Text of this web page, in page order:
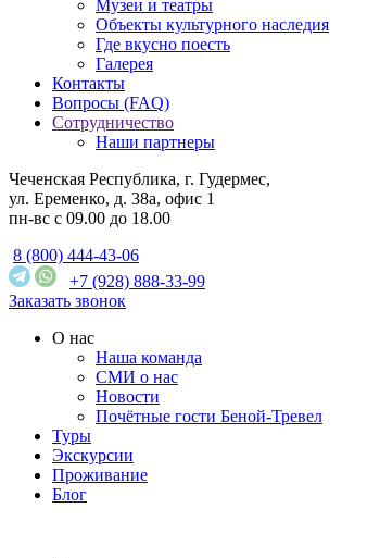
Музеи и театры
Объекты культурного наследия
Где вкусно поесть
Галерея
Контакты
Вопросы (FAQ)
Сотрудничество
Наши партнеры
Чеченская Республика, г. Гудермес,
ул. Еременко, д. 38а, офис 1
пн-вс с 09.00 до 18.00
8 (800) 444-43-06
+7 (928) 888-33-99
Заказать звонок
О нас
Наша команда
СМИ о нас
Новости
Почётные гости Беной-Тревел
Туры
Экскурсии
Проживание
Блог